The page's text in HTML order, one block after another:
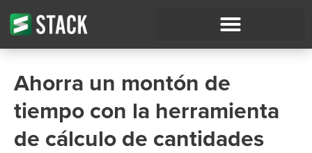
Ahorra un montón de
tiempo con la herramienta
de cálculo de cantidades